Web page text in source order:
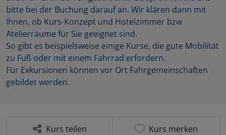
bitte bei der Buchung darauf an. Wir klären dann mit
Ihnen, ob Kurs-Konzept und Hotelzimmer bzw
Atelierräume für Sie geeignet sind.
So gibt es beispielsweise einige Kurse, die gute Mobilität
zu Fuß oder mit einem Fahrrad erfordern.
Für Exkursionen können vor Ort Fahrgemeinschaften
gebildet werden.
Kurs teilen Kurs merken